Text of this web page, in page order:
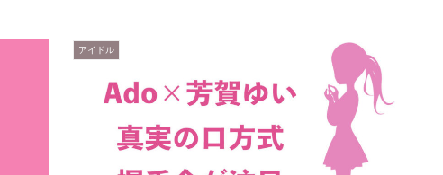
アイドル